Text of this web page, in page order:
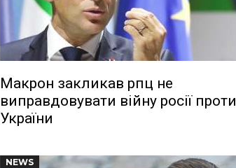
Макрон закликав рпц не
виправдовувати війну росії проти
України
NEWS